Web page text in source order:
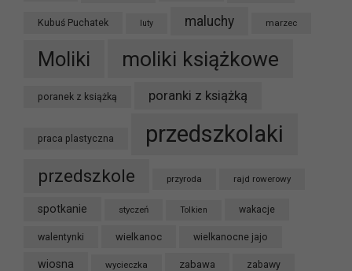
Kubuś Puchatek luty maluchy marzec
Moliki moliki książkowe
poranek z książką poranki z książką
praca plastyczna przedszkolaki
przedszkole przyroda rajd rowerowy
spotkanie styczeń Tolkien wakacje
walentynki wielkanoc wielkanocne jajo
wiosna wycieczka zabawa zabawy